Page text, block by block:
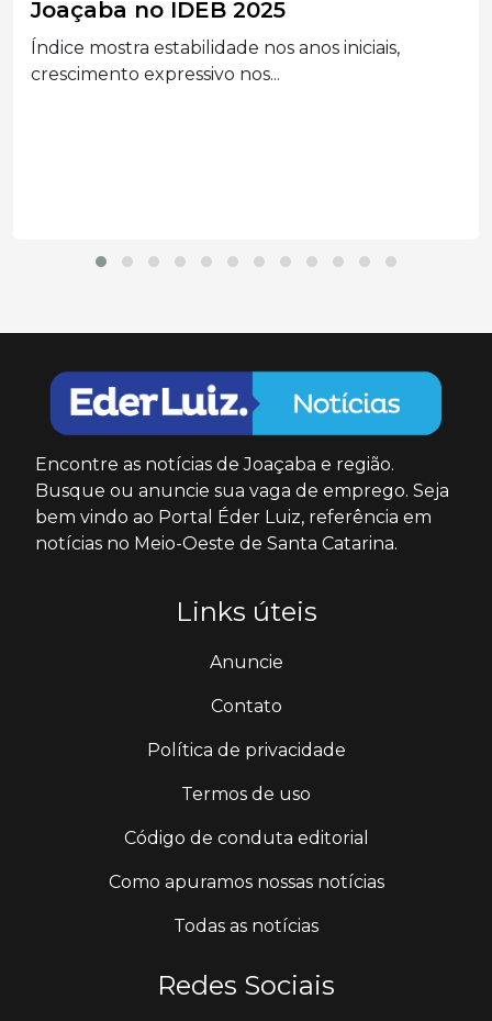
capotar e atingir carros
estacionados em Campos Novos
Acidente foi registrado no Centro da cidade e
Encontre as notícias de Joaçaba e região.
Busque ou anuncie sua vaga de emprego. Seja
bem vindo ao Portal Éder Luiz, referência em
notícias no Meio-Oeste de Santa Catarina.
Links úteis
Anuncie
Contato
Política de privacidade
Termos de uso
Código de conduta editorial
Como apuramos nossas notícias
Todas as notícias
Redes Sociais